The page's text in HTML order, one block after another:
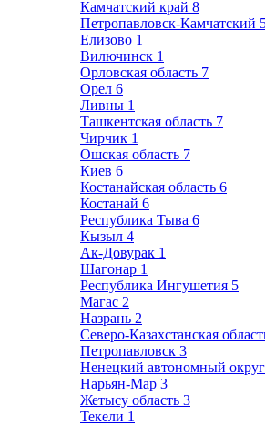
Камчатский край 8
Петропавловск-Камчатский
Елизово 1
Вилючинск 1
Орловская область 7
Орел 6
Ливны 1
Ташкентская область 7
Чирчик 1
Ошская область 7
Киев 6
Костанайская область 6
Костанай 6
Республика Тыва 6
Кызыл 4
Ак-Довурак 1
Шагонар 1
Республика Ингушетия 5
Магас 2
Назрань 2
Северо-Казахстанская
Петропавловск 3
Ненецкий автономный округ
Нарьян-Мар 3
Жетысу область 3
Текели 1